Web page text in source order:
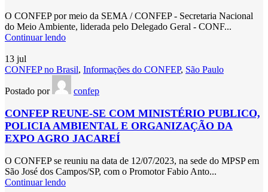
O CONFEP por meio da SEMA / CONFEP - Secretaria Nacional
do Meio Ambiente, liderada pelo Delegado Geral - CONF...
Continuar lendo
13 jul
CONFEP no Brasil, Informações do CONFEP, São Paulo
Postado por confep
CONFEP REUNE-SE COM MINISTÉRIO PUBLICO,
POLICIA AMBIENTAL E ORGANIZAÇÃO DA
EXPO AGRO JACAREÍ
O CONFEP se reuniu na data de 12/07/2023, na sede do MPSP em
São José dos Campos/SP, com o Promotor Fabio Anto...
Continuar lendo